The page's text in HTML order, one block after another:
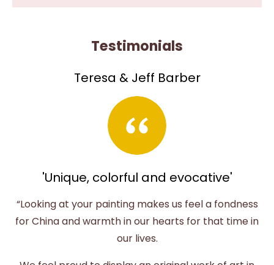
Testimonials
Teresa & Jeff Barber
'Unique, colorful and evocative'
“Looking at your painting makes us feel a fondness
for China and warmth in our hearts for that time in
our lives.